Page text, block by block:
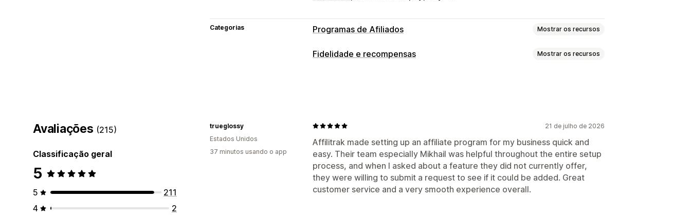
Categorias Programas de Afiliados Mostrar os recursos
Opções de comissão
Links de afiliado
Geração de links em massa Links de coleção Descontos
Acompanhamento por e-mail Acompanhamento em vários níveis
Acompanhamento de produto
Experiência de afiliado
Fidelidade e recompensas Mostrar os recursos
Comissão
Avaliações (215)
Classificação geral
5
5
211
4
2
21 de julho de 2026
Affilitrak made setting up an affiliate program for my business quick and
easy. Their team especially Mikhail was helpful throughout the entire setup
process, and when I asked about a feature they did not currently offer,
they were willing to submit a request to see if it could be added. Great
customer service and a very smooth experience overall.
trueglossy
Estados Unidos
37 minutos usando o app